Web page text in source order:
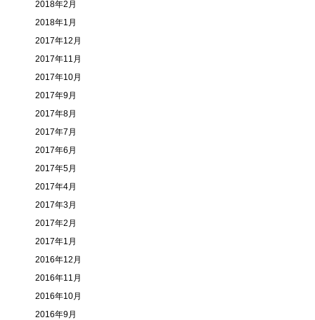
2018年2月
2018年1月
2017年12月
2017年11月
2017年10月
2017年9月
2017年8月
2017年7月
2017年6月
2017年5月
2017年4月
2017年3月
2017年2月
2017年1月
2016年12月
2016年11月
2016年10月
2016年9月